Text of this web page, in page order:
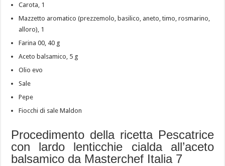
Carota, 1
Mazzetto aromatico (prezzemolo, basilico, aneto, timo, rosmarino,
alloro), 1
Farina 00, 40 g
Aceto balsamico, 5 g
Olio evo
Sale
Pepe
Fiocchi di sale Maldon
Procedimento della ricetta Pescatrice
con lardo lenticchie cialda all’aceto
balsamico da Masterchef Italia 7